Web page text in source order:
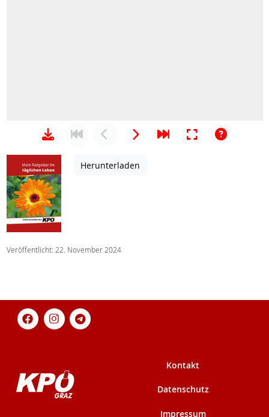
Herunterladen
Veröffentlicht: 22. November 2024
Kontakt
Datenschutz
Impressum